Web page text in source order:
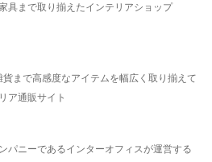
具まで取り揃えたインテリアショップ
まで高感度なアイテムを幅広く取り揃えて
ア通販サイト
パニーであるインターオフィスが運営する